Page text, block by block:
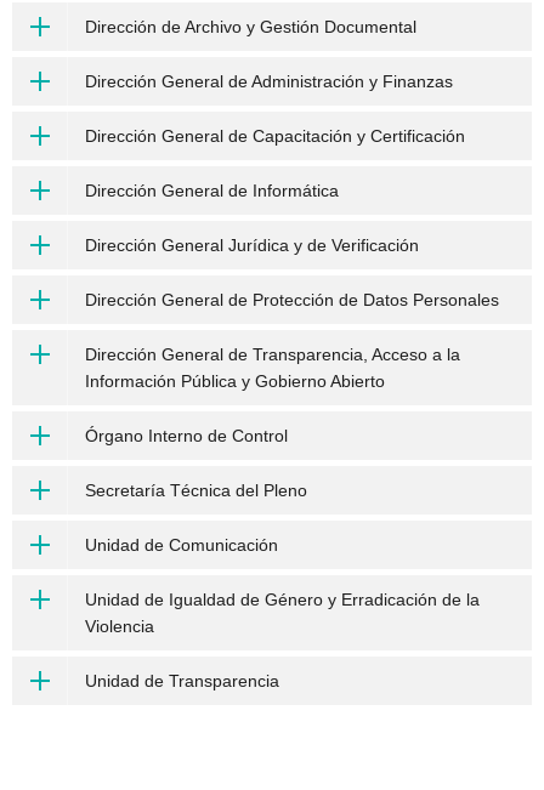
Dirección de Archivo y Gestión Documental
Dirección General de Administración y Finanzas
Dirección General de Capacitación y Certificación
Dirección General de Informática
Dirección General Jurídica y de Verificación
Dirección General de Protección de Datos Personales
Dirección General de Transparencia, Acceso a la
Información Pública y Gobierno Abierto
Órgano Interno de Control
Secretaría Técnica del Pleno
Unidad de Comunicación
Unidad de Igualdad de Género y Erradicación de la
Violencia
Unidad de Transparencia